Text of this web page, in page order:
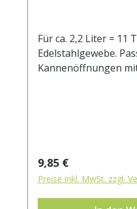
Für ca. 2,2 Liter = 11
Edelstahlgewebe.
Kannenöffnungen
Regulärer Preis:
9,85 €
Preise inkl. MwSt. zzgl.